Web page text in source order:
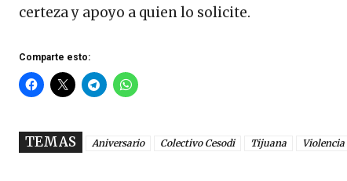
certeza y apoyo a quien lo solicite.
Comparte esto:
TEMAS Aniversario Colectivo Cesodi Tijuana Violencia